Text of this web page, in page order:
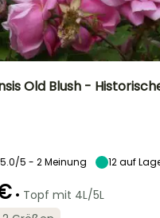
Geeigneter
Old Blush -
5.0/5 - 2 Meinung 12auf
• Topf mit 4L/5L